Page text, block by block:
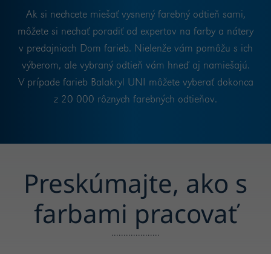
Ak si nechcete miešať vysnený farebný odtieň sami,
môžete si nechať poradiť od expertov na farby a nátery
v predajniach Dom farieb. Nielenže vám pomôžu s ich
výberom, ale vybraný odtieň vám hneď aj namiešajú.
V prípade farieb Balakryl UNI môžete vyberať dokonca
z 20 000 rôznych farebných odtieňov.
Preskúmajte, ako s
farbami pracovať